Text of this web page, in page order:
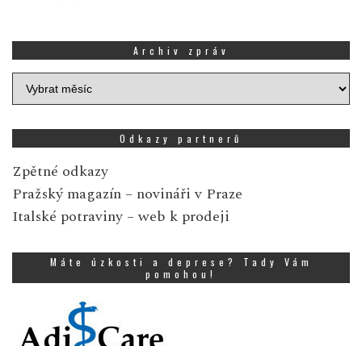
Archiv zpráv
Archiv
zpráv
Odkazy partnerů
Zpětné odkazy
Pražský magazín – novináři v Praze
Italské potraviny – web k prodeji
Máte úzkosti a deprese? Tady Vám
pomohou!